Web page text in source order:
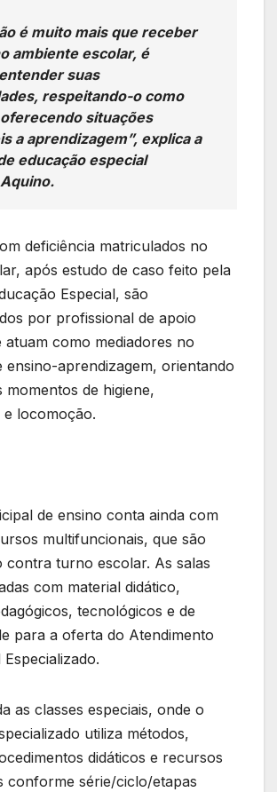
é muito mais que receber
ambiente escolar, é
suas
respeitando-o como
situações
a aprendizagem”, explica a
educação especial
deficiência matriculados no
após estudo de caso feito pela
Especial, são
por profissional de apoio
atuam como mediadores no
ensino-aprendizagem, orientando
momentos de higiene,
e locomoção.
de ensino conta ainda com
multifuncionais, que são
contra turno escolar. As salas
com material didático,
tecnológicos e de
para a oferta do Atendimento
as classes especiais, onde o
utiliza métodos,
didáticos e recursos
conforme série/ciclo/etapas